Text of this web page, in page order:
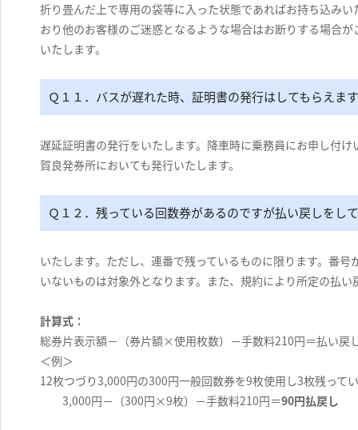
折り畳んだ上で専用の袋等に入った状態であればお持ち込み
おり他のお客様のご迷惑となるような場合はお断りする場合
いたします。
Ｑ１１．バスが遅れた時、証明書の発行はしてもらえま
遅延証明書の発行をいたします。降車時に乗務員にお申し付
賀良発券所においても発行いたします。
Ｑ１２．残っている回数券があるのですが払い戻しをし
いたします。ただし、連番で残っているものに限ります。番
いないものは対象外となります。また、規約により所定の払
計算式：
総券片表示額－（券片額×使用枚数）－手数料210円＝払い戻
＜例＞
12枚つづり3,000円の300円一般回数券を9枚使用し3枚残って
3,000円－（300円×9枚）－手数料210円＝90円払戻し